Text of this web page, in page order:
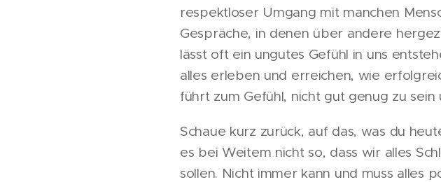
respektloser Umgang mit manchen
Gespräche, in denen über andere
lässt oft ein ungutes Gefühl in uns
alles erleben und erreichen, wie
führt zum Gefühl, nicht gut genug zu
Schaue kurz zurück, auf das, was du
es bei Weitem nicht so, dass wir alles
sollen. Nicht immer kann und muss alles